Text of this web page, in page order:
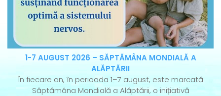
1-7 AUGUST 2026 – SĂPTĂMÂNA MONDIALĂ A
ALĂPTĂRII
În fiecare an, în perioada 1–7 august, este marcată
Săptămâna Mondială a Alăptării, o inițiativă